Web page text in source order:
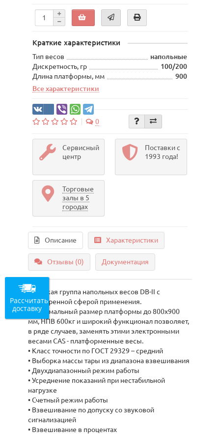
Краткие характеристики
Тип весов
напольные
Дискретность, гр
100/200
Длина платформы, мм
900
Все характеристики
0
Сервисный
центр
Поставки с
1993 года!
Торговые
залы в 5
городах
Описание Характеристики
Отзывы (0) Документация
Широкая группа напольных весов DB-II с
расширенной сферой применения.
Максимальный размер платформы до 800х900
мм, НПВ 600кг и широкий функционал позволяет,
в ряде случаев, заменять этими электронными
весами CAS - платформенные весы.
• Класс точности по ГОСТ 29329 – средний
• Выборка массы тары из диапазона взвешивания
• Двухдиапазонный режим работы
• Усреднение показаний при нестабильной
нагрузке
• Счетный режим работы
• Взвешивание по допуску со звуковой
сигнализацией
• Взвешивание в процентах
Рассчитать
доставку